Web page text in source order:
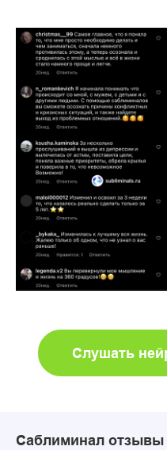
Слушать
Саблиминал отзывы